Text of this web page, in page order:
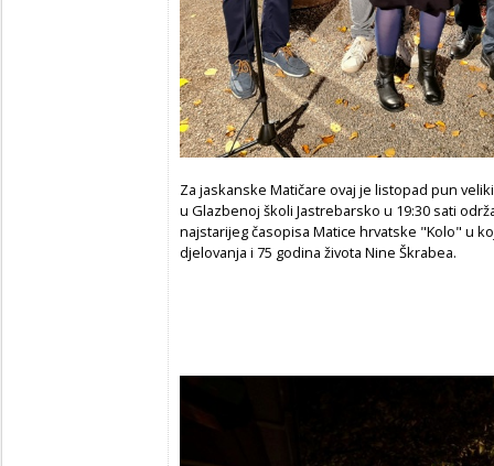
Za jaskanske Matičare ovaj je listopad pun
u Glazbenoj školi Jastrebarsko u 19:30 sati
najstarijeg časopisa Matice hrvatske "Kolo" u
djelovanja i 75 godina života Nine Škrabea.